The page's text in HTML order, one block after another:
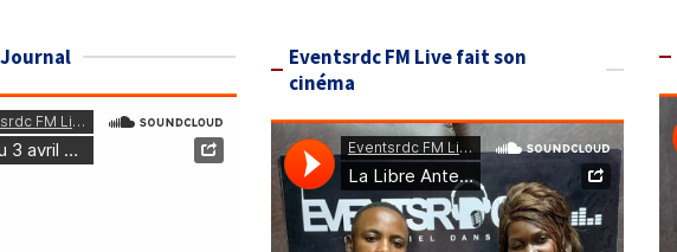
Eventsrdc FM Live fait son
cinéma